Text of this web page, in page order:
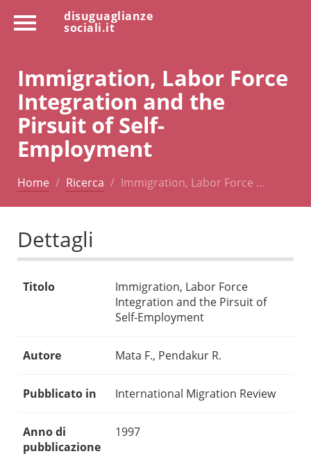
disuguaglianze
sociali.it
Immigration, Labor Force
Integration and the
Pirsuit of Self-
Employment
Home Ricerca Immigration, Labor Force …
Dettagli
Titolo
Immigration, Labor Force
Integration and the Pirsuit of
Self-Employment
Autore Mata F., Pendakur R.
Pubblicato in International Migration Review
Anno di
pubblicazione
1997